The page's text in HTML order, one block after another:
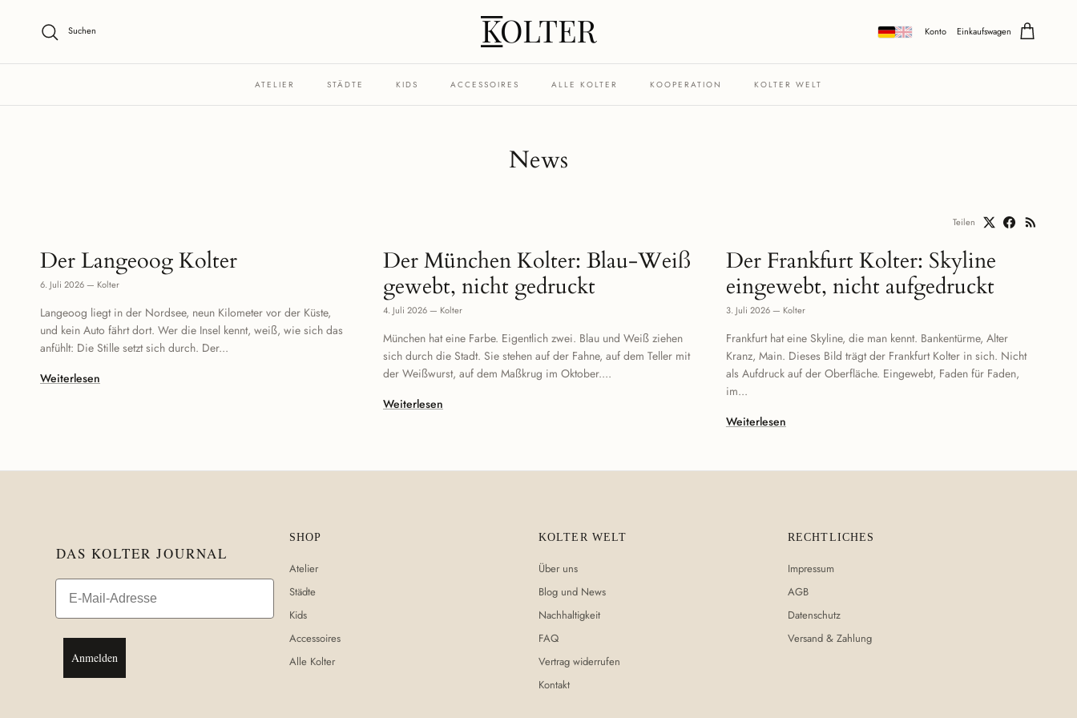
Suchen Konto Einkaufswagen
ATELIER STÄDTE KIDS ACCESSOIRES ALLE KOLTER KOOPERATION KOLTER WELT
News
Teilen
Der Langeoog Kolter
6. Juli 2026— Kolter
Langeoog liegt in der Nordsee, neun Kilometer vor der Küste,
und kein Auto fährt dort. Wer die Insel kennt, weiß, wie sich das
anfühlt: Die Stille setzt sich durch. Der...
Weiterlesen
Der München Kolter: Blau-Weiß
gewebt, nicht gedruckt
4. Juli 2026— Kolter
München hat eine Farbe. Eigentlich zwei. Blau und Weiß ziehen
sich durch die Stadt. Sie stehen auf der Fahne, auf dem Teller mit
der Weißwurst, auf dem Maßkrug im Oktober....
Weiterlesen
Der Frankfurt Kolter: Skyline
eingewebt, nicht aufgedruckt
3. Juli 2026— Kolter
Frankfurt hat eine Skyline, die man kennt. Bankentürme, Alter
Kranz, Main. Dieses Bild trägt der Frankfurt Kolter in sich. Nicht
als Aufdruck auf der Oberfläche. Eingewebt, Faden für Faden,
im...
Weiterlesen
DAS KOLTER JOURNAL
Email
Anmelden
SHOP
Atelier
Städte
Kids
Accessoires
Alle Kolter
KOLTER WELT
Über uns
Blog und News
Nachhaltigkeit
FAQ
Vertrag widerrufen
Kontakt
RECHTLICHES
Impressum
AGB
Datenschutz
Versand & Zahlung